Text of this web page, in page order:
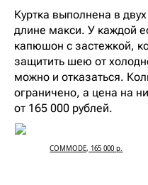
Куртка выполнена в
длине макси. У каждой
капюшон с застежкой,
защитить шею от
можно и отказаться.
ограничено, а цена на
от 165 000 рублей.
COMMODE, 165 000 р.